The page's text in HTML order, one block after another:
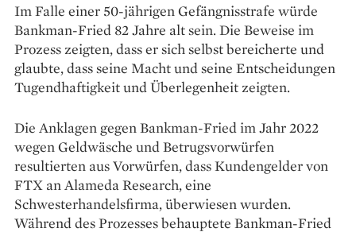
Im Falle einer 50-jährigen Gefängnisstrafe würde
Bankman-Fried 82 Jahre alt sein. Die Beweise im
Prozess zeigten, dass er sich selbst bereicherte und
glaubte, dass seine Macht und seine Entscheidungen
Tugendhaftigkeit und Überlegenheit zeigten.
Die Anklagen gegen Bankman-Fried im Jahr 2022
wegen Geldwäsche und Betrugsvorwürfen
resultierten aus Vorwürfen, dass Kundengelder von
FTX an Alameda Research, eine
Schwesterhandelsfirma, überwiesen wurden.
Während des Prozesses behauptete Bankman-Fried